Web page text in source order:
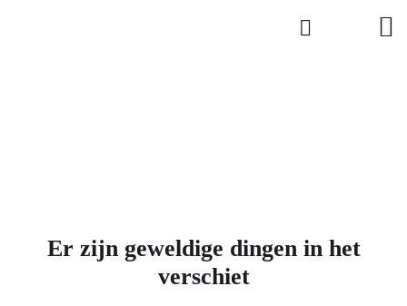
Er zijn geweldige dingen in het
verschiet